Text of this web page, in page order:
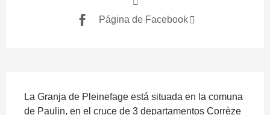
Página de Facebook
La Granja de Pleinefage está situada en la comuna
de Paulin, en el cruce de 3 departamentos Corrèze